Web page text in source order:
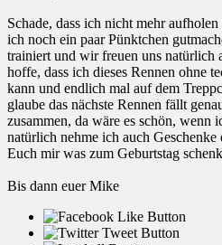
Schade, dass ich nicht mehr
ich noch ein paar Pünktchen
trainiert und wir freuen uns natürlich
hoffe, dass ich dieses Rennen ohne
kann und endlich mal auf dem
glaube das nächste Rennen fällt
zusammen, da wäre es schön, wenn
natürlich nehme ich auch
Euch mir was zum Geburtstag
Bis dann euer Mike